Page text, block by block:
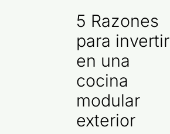
5 Razones
para invertir
en una
cocina
modular
exterior